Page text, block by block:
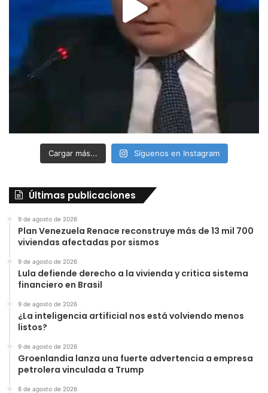
Cargar más... Síguenos en Instagram
Últimas publicaciones
9 de agosto de 2026
Plan Venezuela Renace reconstruye más de 13 mil 700
viviendas afectadas por sismos
9 de agosto de 2026
Lula defiende derecho a la vivienda y critica sistema
financiero en Brasil
9 de agosto de 2026
¿La inteligencia artificial nos está volviendo menos
listos?
9 de agosto de 2026
Groenlandia lanza una fuerte advertencia a empresa
petrolera vinculada a Trump
8 de agosto de 2026